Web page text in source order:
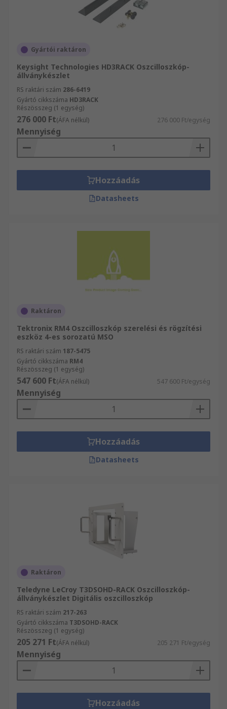
Gyártói raktáron
Keysight Technologies HD3RACK Oszcilloszkóp-
állványkészlet
RS raktári szám 286-6419
Gyártó cikkszáma HD3RACK
Részösszeg (1 egység)
276 000 Ft(ÁFA nélkül) 276 000 Ft/egység
Mennyiség
Hozzáadás
Datasheets
Raktáron
Tektronix RM4 Oszcilloszkóp szerelési és rögzítési
eszköz 4-es sorozatú MSO
RS raktári szám 187-5475
Gyártó cikkszáma RM4
Részösszeg (1 egység)
547 600 Ft(ÁFA nélkül) 547 600 Ft/egység
Mennyiség
Hozzáadás
Datasheets
Raktáron
Teledyne LeCroy T3DSOHD-RACK Oszcilloszkóp-
állványkészlet Digitális oszcilloszkóp
RS raktári szám 217-263
Gyártó cikkszáma T3DSOHD-RACK
Részösszeg (1 egység)
205 271 Ft(ÁFA nélkül) 205 271 Ft/egység
Mennyiség
Hozzáadás